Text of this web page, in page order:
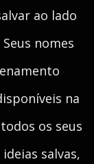
ao lado
nomes
na
os seus
salvas,